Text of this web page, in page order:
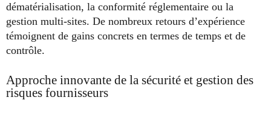
dématérialisation, la conformité réglementaire ou la
gestion multi-sites. De nombreux retours d’expérience
témoignent de gains concrets en termes de temps et de
contrôle.
Approche innovante de la sécurité et gestion des
risques fournisseurs